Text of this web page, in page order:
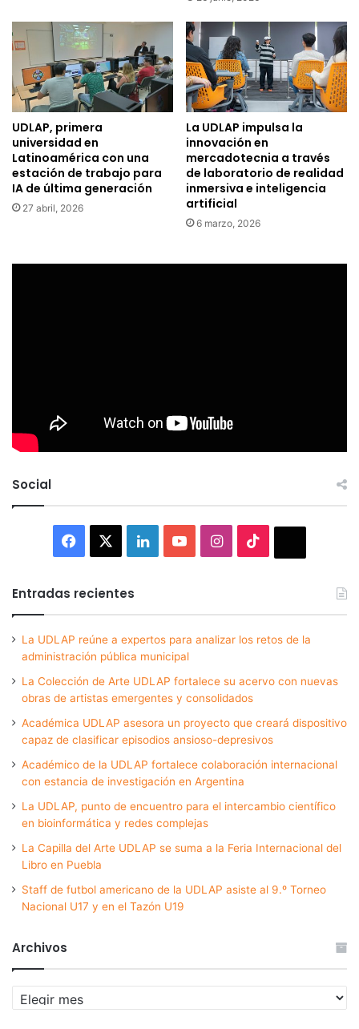
UDLAP, primera
universidad en
Latinoamérica con una
estación de trabajo para
IA de última generación
27 abril, 2026
La UDLAP impulsa la
innovación en
mercadotecnia a través
de laboratorio de realidad
inmersiva e inteligencia
artificial
6 marzo, 2026
Social
Facebook LinkedInYouTubeInstagram
Entradas recientes
La UDLAP reúne a expertos para analizar los retos de la
administración pública municipal
La Colección de Arte UDLAP fortalece su acervo con nuevas
obras de artistas emergentes y consolidados
Académica UDLAP asesora un proyecto que creará dispositivo
capaz de clasificar episodios ansioso-depresivos
Académico de la UDLAP fortalece colaboración internacional
con estancia de investigación en Argentina
La UDLAP, punto de encuentro para el intercambio científico
en bioinformática y redes complejas
La Capilla del Arte UDLAP se suma a la Feria Internacional del
Libro en Puebla
Staff de futbol americano de la UDLAP asiste al 9.º Torneo
Nacional U17 y en el Tazón U19
Archivos
Archivos